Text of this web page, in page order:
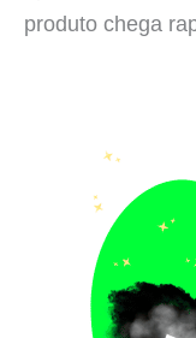
produto chega